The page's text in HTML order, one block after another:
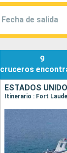
Fecha de salida
9
cruceros
ESTADOS